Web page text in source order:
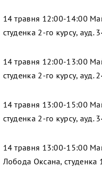
14 травня 12:00-14:00
студенка 2-го курсу, ауд.
14 травня 12:00-13:00
студенка 2-го курсу, ауд.
14 травня 13:00-15:00
студенка 2-го курсу, ауд.
14 травня 13:00-15:00
Лобода Оксана, студенка